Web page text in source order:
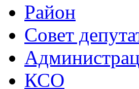
Район
Совет
КСО